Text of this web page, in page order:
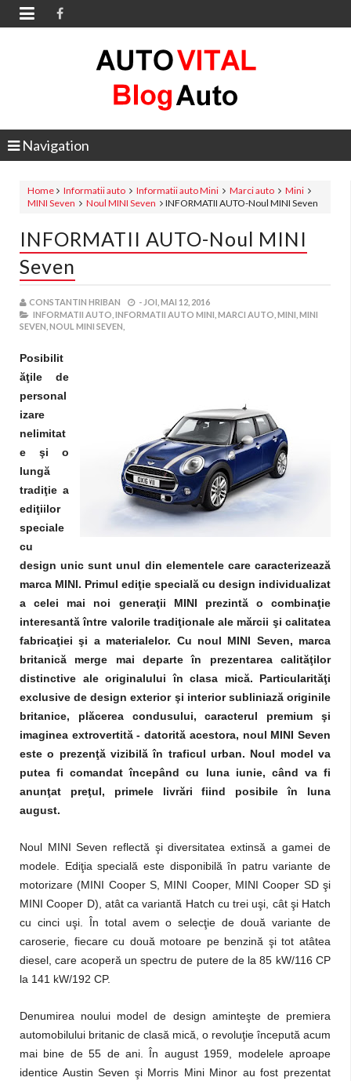

Navigation
Home Informatii auto Informatii auto Mini Marci auto
Mini
MINI Seven
Noul MINI Seven INFORMATII AUTO-Noul MINI Seven
INFORMATII AUTO-Noul MINI
Seven
CONSTANTIN HRIBAN - JOI, MAI 12, 2016
INFORMATII AUTO, INFORMATII AUTO MINI, MARCI AUTO, MINI, MINI
SEVEN, NOUL MINI SEVEN,
Posibilit
ăţile de
personal
izare
nelimitat
e şi o
lungă
tradiţie a
ediţiilor
speciale
cu
design unic sunt unul din elementele care caracterizează
marca MINI. Primul ediţie specială cu design individualizat
a celei mai noi generaţii MINI prezintă o combinaţie
interesantă între valorile tradiţionale ale mărcii şi calitatea
fabricaţiei şi a materialelor. Cu noul MINI Seven, marca
britanică merge mai departe în prezentarea calităţilor
distinctive ale originalului în clasa mică. Particularităţi
exclusive de design exterior şi interior subliniază originile
britanice, plăcerea condusului, caracterul premium şi
imaginea extrovertită - datorită acestora, noul MINI Seven
este o prezenţă vizibilă în traficul urban. Noul model va
putea fi comandat începând cu luna iunie, când va fi
anunţat preţul, primele livrări fiind posibile în luna
august.
Noul MINI Seven reflectă şi diversitatea extinsă a gamei de
modele. Ediţia specială este disponibilă în patru variante de
motorizare (MINI Cooper S, MINI Cooper, MINI Cooper SD şi
MINI Cooper D), atât ca variantă Hatch cu trei uşi, cât şi Hatch
cu cinci uşi. În total avem o selecţie de două variante de
caroserie, fiecare cu două motoare pe benzină şi tot atâtea
diesel, care acoperă un spectru de putere de la 85 kW/116 CP
la 141 kW/192 CP.
Denumirea noului model de design aminteşte de premiera
automobilului britanic de clasă mică, o revoluţie începută acum
mai bine de 55 de ani. În august 1959, modelele aproape
identice Austin Seven şi Morris Mini Minor au fost prezentat